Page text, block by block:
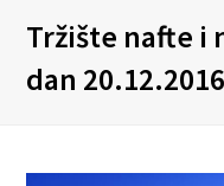
Tržište nafte i
dan